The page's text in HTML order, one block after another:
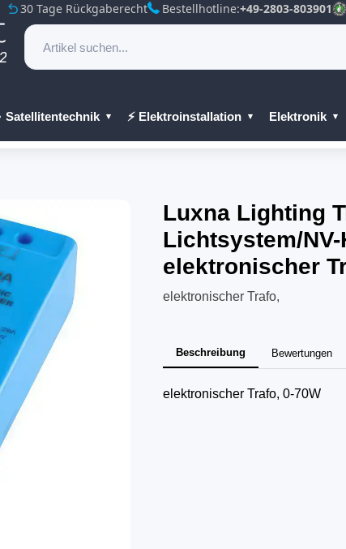
30 Tage Rückgaberecht Bestellhotline:+49-2803-803901
Satellitentechnik ⚡ Elektroinstallation Elektronik
Luxna Lighting
Lichtsystem/
elektronischer
elektronischer Trafo,
Beschreibung Bewertungen
elektronischer Trafo, 0-70W